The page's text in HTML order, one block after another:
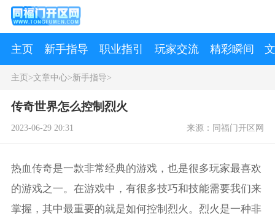
主页 新手指导 职业指引 玩家交流 精彩瞬间
主页>文章中心>新手指导>
传奇世界怎么控制烈火
2023-06-29 20:31 来源：同福门开区网
热血传奇是一款非常经典的游戏，也是很多玩家最喜欢
的游戏之一。在游戏中，有很多技巧和技能需要我们来
掌握，其中最重要的就是如何控制烈火。烈火是一种非